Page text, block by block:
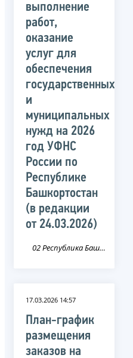
выполнение
работ,
оказание
услуг для
обеспечения
государственных
и
муниципальных
нужд на 2026
год УФНС
России по
Республике
Башкортостан
(в редакции
от 24.03.2026)
02 Республика Башкортостан
17.03.2026 14:57
План-график
размещения
заказов на